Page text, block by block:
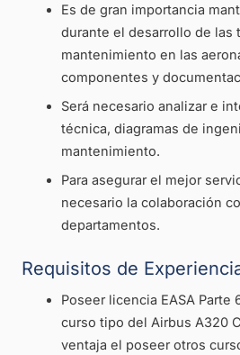
Es de gran importancia
durante el desarrollo de las
mantenimiento en las
componentes y
Será necesario analizar e
técnica, diagramas de
mantenimiento.
Para asegurar el mejor
necesario la colaboración
departamentos.
Requisitos de
Poseer licencia EASA Parte
curso tipo del Airbus A320
ventaja el poseer otros